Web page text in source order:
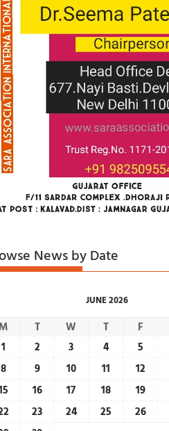
News by Date
JUNE 2026
T W T F
1
2 3 4 5
8
9 10 11 12
16 17 18 19
23 24 25 26